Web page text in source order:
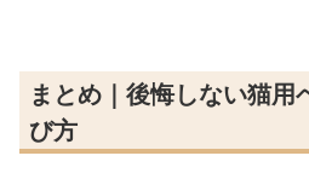
まとめ｜後悔しない猫用
び方